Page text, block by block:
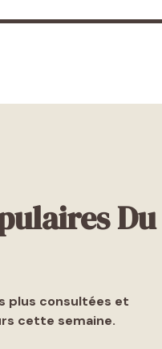
Du
plus consultées et
cette semaine.